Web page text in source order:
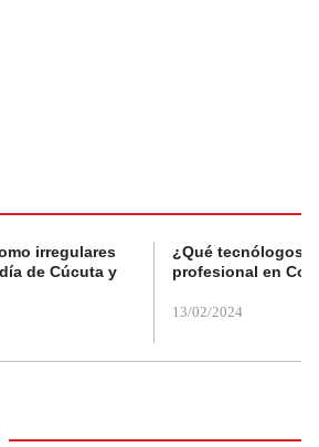
irregulares
de Cúcuta y
¿Qué tecnólogos
profesional en
13/02/2024